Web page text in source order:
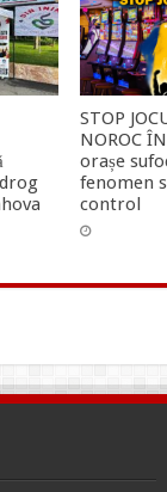
STOP
NOROC
orașe
fenomen
control